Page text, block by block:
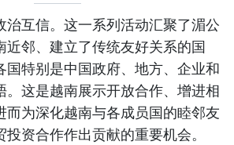
治互信。这一系列活动汇聚了湄公
近邻、建立了传统友好关系的国
国特别是中国政府、地方、企业和
。这是越南展示开放合作、增进相
而为深化越南与各成员国的睦邻友
资合作作出贡献的重要机会。